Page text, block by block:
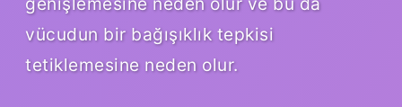
vücudun bir bağışıklık tepkisi
tetiklemesine neden olur.